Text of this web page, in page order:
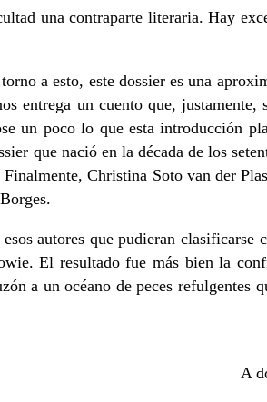
una contraparte literaria. Hay
a esto, este dossier es una
entrega un cuento que,
un poco lo que esta introducción
que nació en la década de los
Christina Soto van der
autores que pudieran clasificarse
El resultado fue más bien la
a un océano de peces refulgentes
A